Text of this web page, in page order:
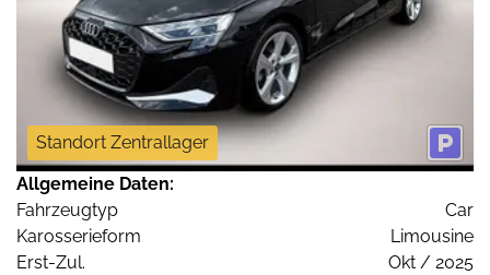
Standort Zentrallager
Allgemeine Daten:
Fahrzeugtyp
Car
Karosserieform
Limousine
Erst-Zul.
Okt / 2025